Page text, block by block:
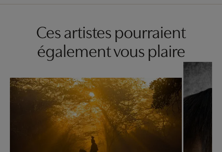
Ces artistes pourraient
également vous plaire